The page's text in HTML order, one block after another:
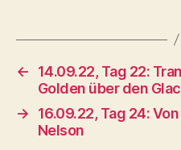
←
14.09.22, Tag 22:
Golden über den
→
16.09.22, Tag 24:
Nelson